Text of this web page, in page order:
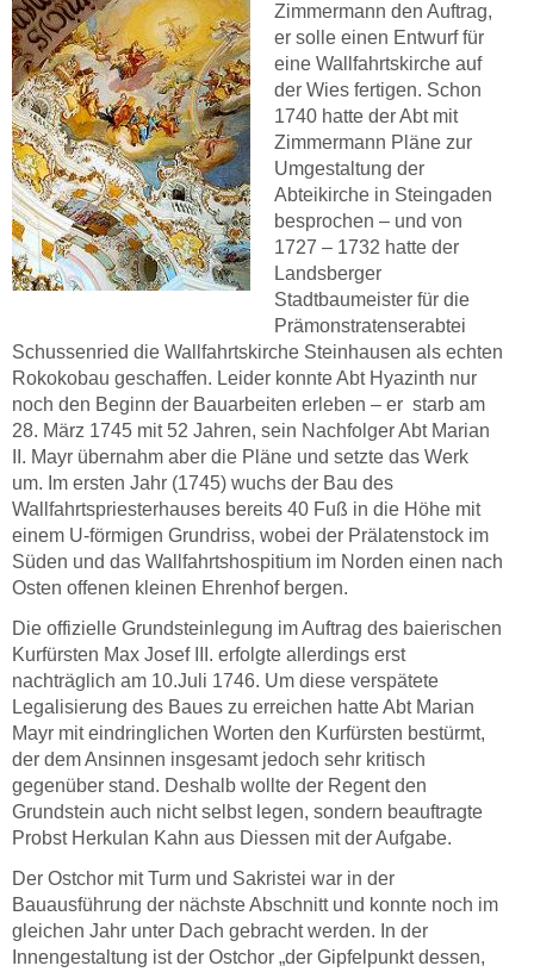
Zimmermann den Auftrag,
er solle einen Entwurf für
eine Wallfahrtskirche auf
der Wies fertigen. Schon
1740 hatte der Abt mit
Zimmermann Pläne zur
Umgestaltung der
Abteikirche in Steingaden
besprochen – und von
1727 – 1732 hatte der
Landsberger
Stadtbaumeister für die
Prämonstratenserabtei
Schussenried die Wallfahrtskirche Steinhausen als echten
Rokokobau geschaffen. Leider konnte Abt Hyazinth nur
noch den Beginn der Bauarbeiten erleben – er starb am
28. März 1745 mit 52 Jahren, sein Nachfolger Abt Marian
II. Mayr übernahm aber die Pläne und setzte das Werk
um. Im ersten Jahr (1745) wuchs der Bau des
Wallfahrtspriesterhauses bereits 40 Fuß in die Höhe mit
einem U-förmigen Grundriss, wobei der Prälatenstock im
Süden und das Wallfahrtshospitium im Norden einen nach
Osten offenen kleinen Ehrenhof bergen.
Die offizielle Grundsteinlegung im Auftrag des baierischen
Kurfürsten Max Josef III. erfolgte allerdings erst
nachträglich am 10.Juli 1746. Um diese verspätete
Legalisierung des Baues zu erreichen hatte Abt Marian
Mayr mit eindringlichen Worten den Kurfürsten bestürmt,
der dem Ansinnen insgesamt jedoch sehr kritisch
gegenüber stand. Deshalb wollte der Regent den
Grundstein auch nicht selbst legen, sondern beauftragte
Probst Herkulan Kahn aus Diessen mit der Aufgabe.
Der Ostchor mit Turm und Sakristei war in der
Bauausführung der nächste Abschnitt und konnte noch im
gleichen Jahr unter Dach gebracht werden. In der
Innengestaltung ist der Ostchor „der Gipfelpunkt dessen,